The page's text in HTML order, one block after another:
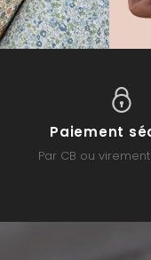
Paiement
Par CB ou